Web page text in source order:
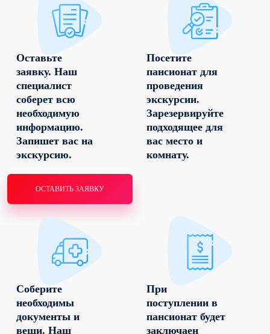
Оставьте
заявку. Наш
специалист
соберет всю
необходимую
информацию.
Запишет вас на
экскурсию.
ОСТАВИТЬ ЗАЯВКУ
Посетите
пансионат для
проведения
экскурсии.
Зарезервируйте
подходящее для
вас место и
комнату.
Соберите
необходимы
документы и
вещи. Наш
При
поступлении в
пансионат будет
заключаен